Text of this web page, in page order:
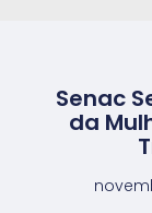
Senac
da